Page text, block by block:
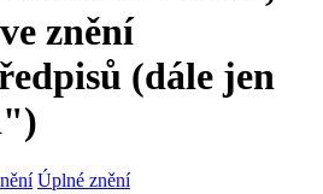
znění
(dále jen
Úplné znění